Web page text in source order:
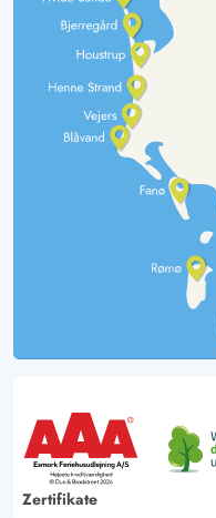
Zertifikate